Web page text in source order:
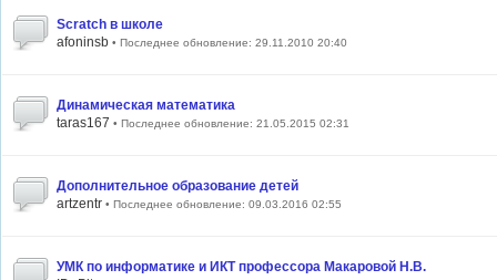
Scratch в школе
afoninsb • Последнее обновление: 29.11.2010 20:40
Динамическая математика
taras167 • Последнее обновление: 21.05.2015 02:31
Дополнительное образование детей
artzentr • Последнее обновление: 09.03.2016 02:55
УМК по информатике и ИКТ профессора Макаровой Н.В.